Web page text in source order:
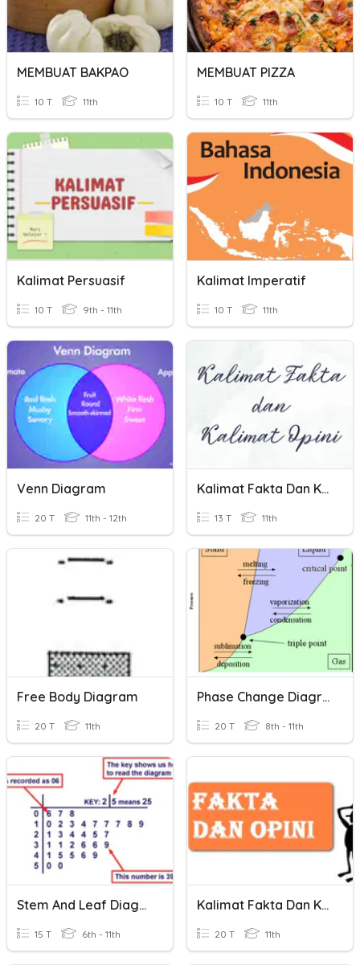
MEMBUAT BAKPAO
10 T 11th
MEMBUAT PIZZA
10 T 11th
Kalimat Persuasif
10 T 9th - 11th
Kalimat Imperatif
10 T 11th
Venn Diagram
20 T 11th - 12th
Kalimat Fakta Dan Kalimat Opini
13 T 11th
Free Body Diagram
20 T 11th
Phase Change Diagram Review
20 T 8th - 11th
Stem And Leaf Diagram
15 T 6th - 11th
Kalimat Fakta Dan Kalimat Opini
20 T 11th